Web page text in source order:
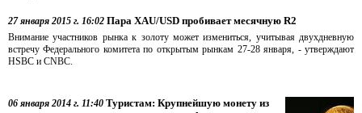
27 января 2015 г. 16:02 Пара XAU/USD пробивает месячную R2
Внимание участников рынка к золоту может измениться, учитывая двухдневную
встречу Федерального комитета по открытым рынкам 27-28 января, - утверждают
HSBC и CNBC.
06 января 2014 г. 11:40 Туристам: Крупнейшую монету из